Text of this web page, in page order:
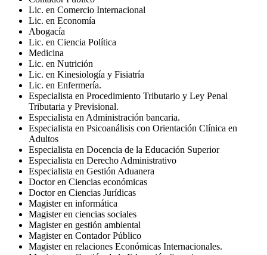
Lic. en Comercio Internacional
Lic. en Economía
Abogacía
Lic. en Ciencia Política
Medicina
Lic. en Nutrición
Lic. en Kinesiología y Fisiatría
Lic. en Enfermería.
Especialista en Procedimiento Tributario y Ley Penal
Tributaria y Previsional.
Especialista en Administración bancaria.
Especialista en Psicoanálisis con Orientación Clínica en
Adultos
Especialista en Docencia de la Educación Superior
Especialista en Derecho Administrativo
Especialista en Gestión Aduanera
Doctor en Ciencias económicas
Doctor en Ciencias Jurídicas
Magister en informática
Magister en ciencias sociales
Magister en gestión ambiental
Magister en Contador Público
Magister en relaciones Económicas Internacionales.